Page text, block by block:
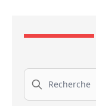
Recherche